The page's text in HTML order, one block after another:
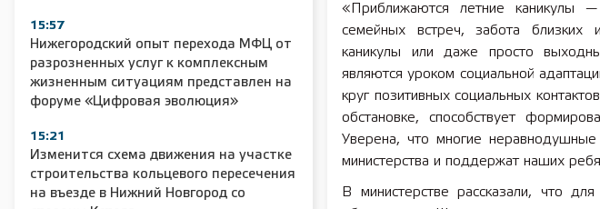
15:57
Нижегородский опыт перехода МФЦ от
разрозненных услуг к комплексным
жизненным ситуациям представлен на
форуме «Цифровая эволюция»
15:21
Изменится схема движения на участке
строительства кольцевого пересечения
на въезде в Нижний Новгород со
«Приближаются летние каникулы
семейных встреч, забота
каникулы или даже просто
являются уроком социальной
круг позитивных социальных
обстановке, способствует
Уверена, что многие неравнодушные
министерства и поддержат наших
В министерстве рассказали, что